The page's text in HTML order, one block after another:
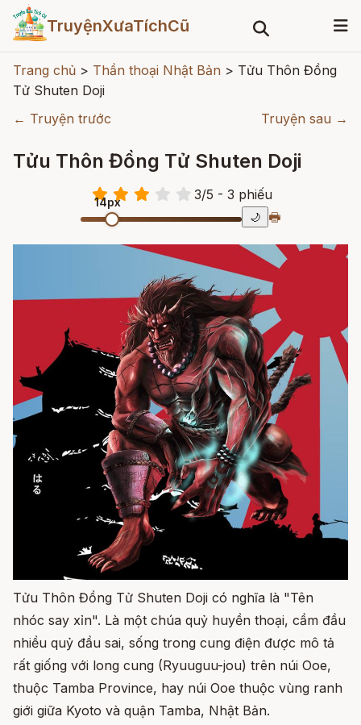
TruyệnXưaTíchCũ
Trang chủ > Thần thoại Nhật Bản > Tửu Thôn Đồng
Tử Shuten Doji
← Truyện trước
Truyện sau →
Tửu Thôn Đồng Tử Shuten Doji
3/5 - 3 phiếu
14px
🌙 🖶
Tửu Thôn Đồng Tử Shuten Doji có nghĩa là "Tên
nhóc say xỉn". Là một chúa quỷ huyền thoại, cầm đầu
nhiều quỷ đầu sai, sống trong cung điện được mô tả
rất giống với long cung (Ryuuguu-jou) trên núi Ooe,
thuộc Tamba Province, hay núi Ooe thuộc vùng ranh
giới giữa Kyoto và quận Tamba, Nhật Bản.